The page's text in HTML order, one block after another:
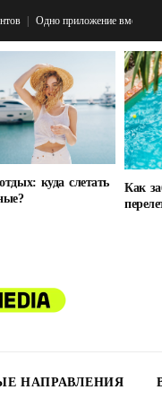
вместо 100 турагентов
куда слетать
Как
НАПРАВЛЕНИЯ